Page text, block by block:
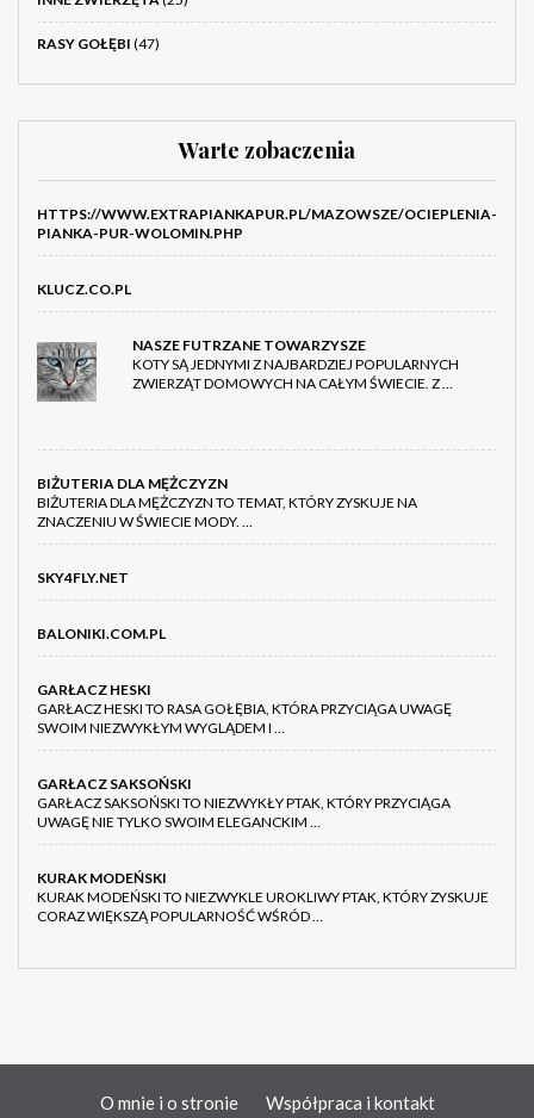
RASY GOŁĘBI (47)
Warte zobaczenia
HTTPS://WWW.EXTRAPIANKAPUR.PL/MAZOWSZE/OCIEPLENIA-
PIANKA-PUR-WOLOMIN.PHP
KLUCZ.CO.PL
NASZE FUTRZANE TOWARZYSZE
KOTY SĄ JEDNYMI Z NAJBARDZIEJ POPULARNYCH
ZWIERZĄT DOMOWYCH NA CAŁYM ŚWIECIE. Z …
BIŻUTERIA DLA MĘŻCZYZN
BIŻUTERIA DLA MĘŻCZYZN TO TEMAT, KTÓRY ZYSKUJE NA
ZNACZENIU W ŚWIECIE MODY. …
SKY4FLY.NET
BALONIKI.COM.PL
GARŁACZ HESKI
GARŁACZ HESKI TO RASA GOŁĘBIA, KTÓRA PRZYCIĄGA UWAGĘ
SWOIM NIEZWYKŁYM WYGLĄDEM I …
GARŁACZ SAKSOŃSKI
GARŁACZ SAKSOŃSKI TO NIEZWYKŁY PTAK, KTÓRY PRZYCIĄGA
UWAGĘ NIE TYLKO SWOIM ELEGANCKIM …
KURAK MODEŃSKI
KURAK MODEŃSKI TO NIEZWYKLE UROKLIWY PTAK, KTÓRY ZYSKUJE
CORAZ WIĘKSZĄ POPULARNOŚĆ WŚRÓD …
O mnie i o stronie Współpraca i kontakt